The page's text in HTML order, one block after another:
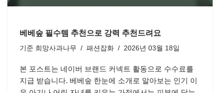
베베숲 필수템 추천으로 강력 추천드려요
기준 희망사과나무 패션잡화 2026년 03월 18일
본 포스트는 네이버 브랜드 커넥트 활동으로 수수료를
지급 받습니다. 베베숲 한눈에 소개로 알아보는 인기 이